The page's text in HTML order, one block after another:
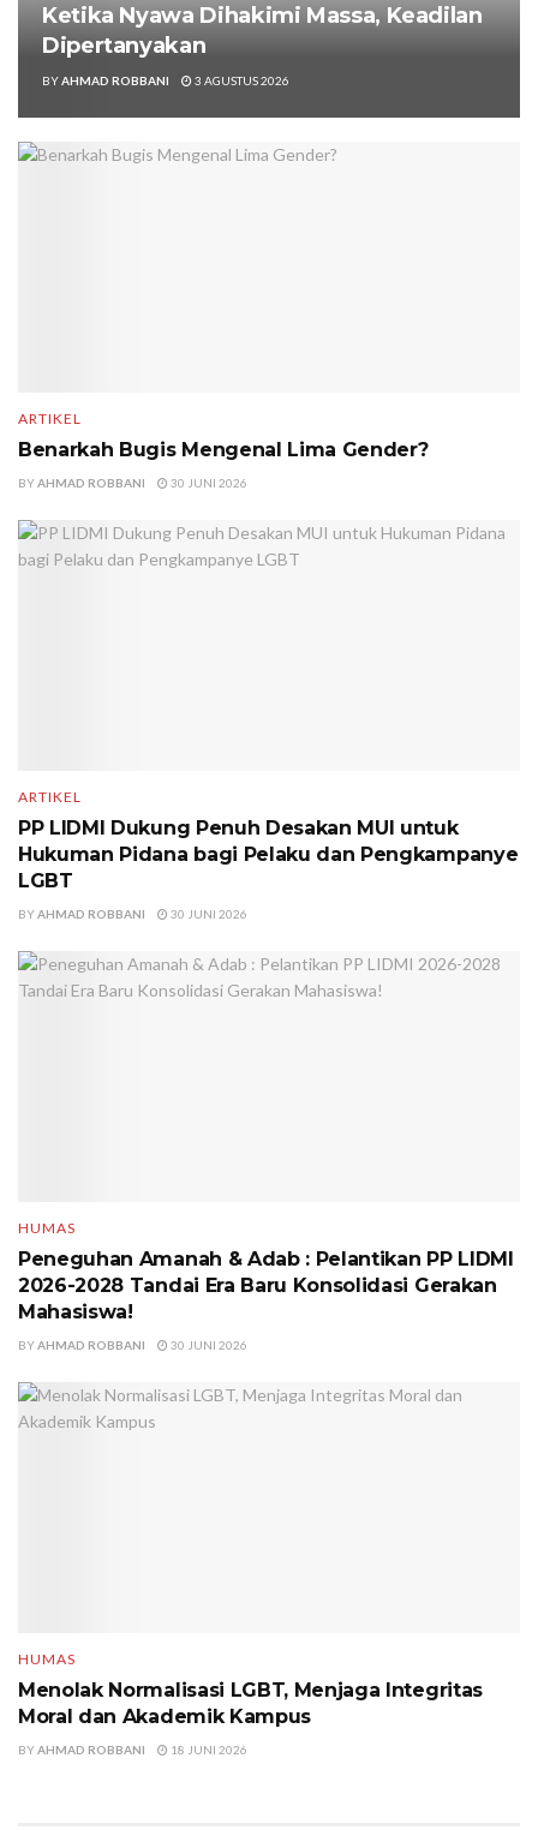
Ketika Nyawa Dihakimi Massa, Keadilan
Dipertanyakan
BYAHMAD ROBBANI 3 AGUSTUS 2026
ARTIKEL
Benarkah Bugis Mengenal Lima Gender?
BYAHMAD ROBBANI 30 JUNI 2026
ARTIKEL
PP LIDMI Dukung Penuh Desakan MUI untuk
Hukuman Pidana bagi Pelaku dan Pengkampanye
LGBT
BYAHMAD ROBBANI 30 JUNI 2026
HUMAS
Peneguhan Amanah & Adab : Pelantikan PP LIDMI
2026-2028 Tandai Era Baru Konsolidasi Gerakan
Mahasiswa!
BYAHMAD ROBBANI 30 JUNI 2026
HUMAS
Menolak Normalisasi LGBT, Menjaga Integritas
Moral dan Akademik Kampus
BYAHMAD ROBBANI 18 JUNI 2026